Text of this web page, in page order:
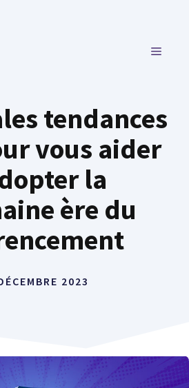
MENU
tendances
vous aider
la
ère du
2023